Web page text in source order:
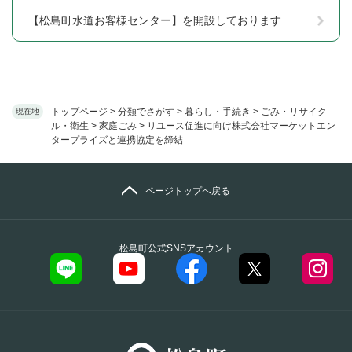
現在地 トップページ > 分類でさがす > 暮らし・手続き > ごみ・リサイク
ル・衛生 > 家庭ごみ > リユース促進に向け株式会社マーケットエン
タープライズと連携協定を締結
【松島町水道お客様センター】を開設しております
松島町公式SNSアカウント
ページトップへ戻る